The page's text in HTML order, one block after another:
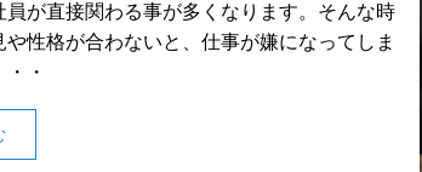
員が直接関わる事が多くなります。そんな時
や性格が合わないと、仕事が嫌になってしま
・